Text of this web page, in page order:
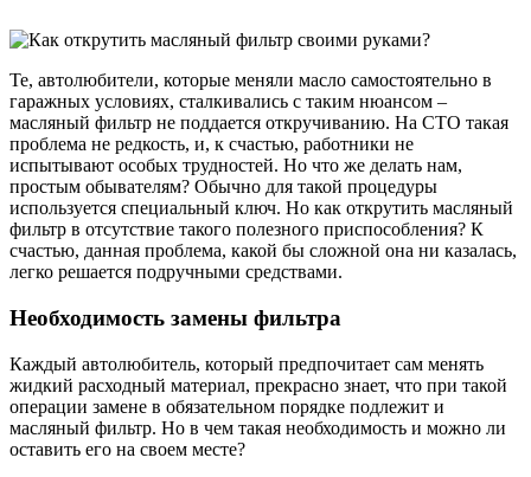
Те, автолюбители, которые меняли масло самостоятельно в
гаражных условиях, сталкивались с таким нюансом –
масляный фильтр не поддается откручиванию. На СТО такая
проблема не редкость, и, к счастью, работники не
испытывают особых трудностей. Но что же делать нам,
простым обывателям? Обычно для такой процедуры
используется специальный ключ. Но как открутить масляный
фильтр в отсутствие такого полезного приспособления? К
счастью, данная проблема, какой бы сложной она ни казалась,
легко решается подручными средствами.
Необходимость замены фильтра
Каждый автолюбитель, который предпочитает сам менять
жидкий расходный материал, прекрасно знает, что при такой
операции замене в обязательном порядке подлежит и
масляный фильтр. Но в чем такая необходимость и можно ли
оставить его на своем месте?